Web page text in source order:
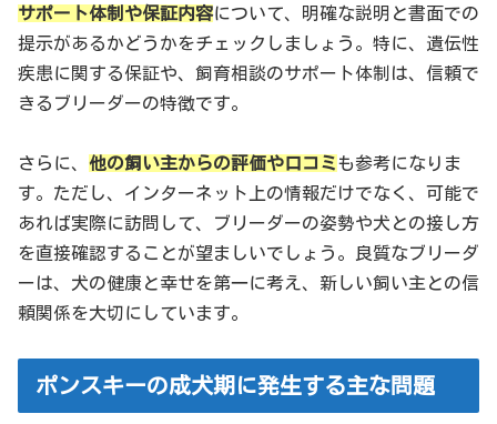
サポート体制や保証内容について、明確な説明と書面での
提示があるかどうかをチェックしましょう。特に、遺伝性
疾患に関する保証や、飼育相談のサポート体制は、信頼で
きるブリーダーの特徴です。
さらに、 他の飼い主からの評価や口コミも参考になりま
す。ただし、インターネット上の情報だけでなく、可能で
あれば実際に訪問して、ブリーダーの姿勢や犬との接し方
を直接確認することが望ましいでしょう。良質なブリーダ
ーは、犬の健康と幸せを第一に考え、新しい飼い主との信
頼関係を大切にしています。
ポンスキーの成犬期に発生する主な問題